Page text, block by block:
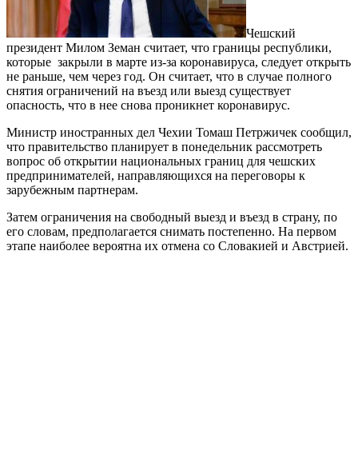
Чешский
президент Милом Земан считает, что границы республики,
которые закрыли в марте из-за коронавируса, следует открыть
не раньше, чем через год. Он считает, что в случае полного
снятия ограничений на въезд или выезд существует
опасность, что в нее снова проникнет коронавирус.
Министр иностранных дел Чехии Томаш Петржичек сообщил,
что правительство планирует в понедельник рассмотреть
вопрос об открытии национальных границ для чешских
предпринимателей, направляющихся на переговоры к
зарубежным партнерам.
Затем ограничения на свободный выезд и въезд в страну, по
его словам, предполагается снимать постепенно. На первом
этапе наиболее вероятна их отмена со Словакией и Австрией.